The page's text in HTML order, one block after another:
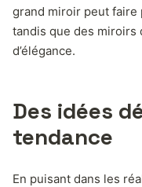
grand miroir peut faire
tandis que des miroirs
d’élégance.
Des idées
tendance
En puisant dans les